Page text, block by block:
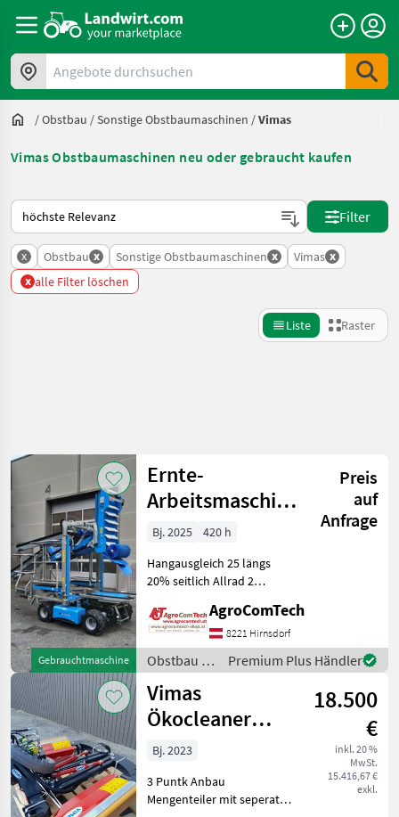
Angebote durchsuchen
/Obstbau /Sonstige Obstbaumaschinen /Vimas
Vimas Obstbaumaschinen neu oder gebraucht kaufen
So wird auf Landwirt.com sortiert
Filter
x Obstbau x Sonstige Obstbaumaschinen x Vimas x
x alle Filter löschen
Liste Raster
Kategorie 4 Land
AKTUELLER
PFAD
Landtechnik
Obstbau
Sonstige
Obstbaumaschinen
KATEGORIE
WÄHLEN
Vimas
Maschio
Zurücksetzen
5
Ergebnisse
anzeigen
Gebrauchtmaschine
Ernte-
Arbeitsmaschine
VIMAS HT 10
Preis
auf
Anfrage
Bj. 2025
420 h
Hangausgleich 25 längs
20% seitlich Allrad 2
verstellbar 2
Lithiumbatterien 48 V
100ah mit Ladegerät
Eigengewicht 1320kg
+Förderbänder
AgroComTech
8221 Hirnsdorf
Obstbau /
Vimas
Premium Plus Händler
Vimas
Ökocleaner
Doppelseitig
18.500
€
inkl. 20 %
MwSt.
15.416,67 €
exkl.
Bj. 2023
3 Puntk Anbau
Mengenteiler mit seperaten